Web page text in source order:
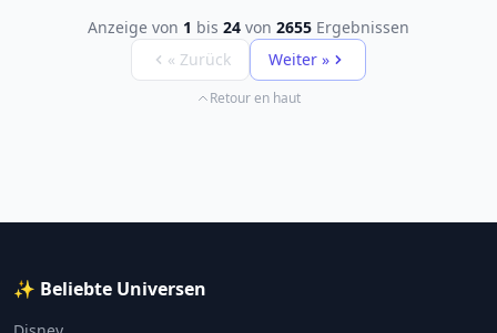
Anzeige von 1 bis 24 von 2655 Ergebnissen
« Zurück
Weiter »
Retour en haut
✨ Beliebte Universen